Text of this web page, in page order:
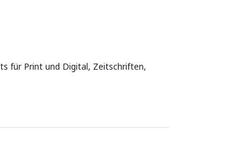
für Print und Digital, Zeitschriften,